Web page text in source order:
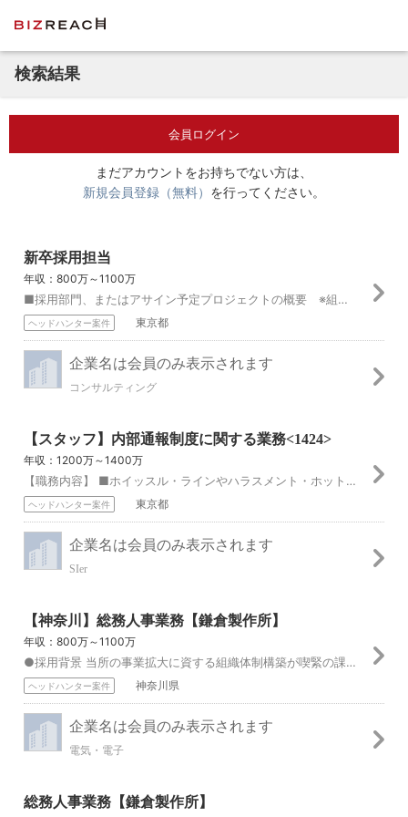
検索結果
会員ログイン
まだアカウントをお持ちでない方は、
新規会員登録（無料） を行ってください。
新卒採用担当
年収：800万～1100万
■採用部門、またはアサイン予定プロジェクトの概要 ※組織/PJのミッション HRグループでは、主に人事制度、評価、給与・労務、採用、教育などの機能を有しており...
ヘッドハンター案件 東京都
企業名は会員のみ表示されます
コンサルティング
【スタッフ】内部通報制度に関する業務<1424>
年収：1200万～1400万
【職務内容】 ■ホイッスル・ラインやハラスメント・ホットラインなど、グループ全体の内部通報制度に関する統括業務 ・部門のマネジメント（目標設定・進捗管理・人財...
ヘッドハンター案件 東京都
企業名は会員のみ表示されます
SIer
【神奈川】総務人事業務【鎌倉製作所】
年収：800万～1100万
●採用背景 当所の事業拡大に資する組織体制構築が喫緊の課題であり、当所では今後2～3年で300～400人程度の人員増を計画しています。これに対応した組織体制の...
ヘッドハンター案件 神奈川県
企業名は会員のみ表示されます
電気・電子
総務人事業務【鎌倉製作所】